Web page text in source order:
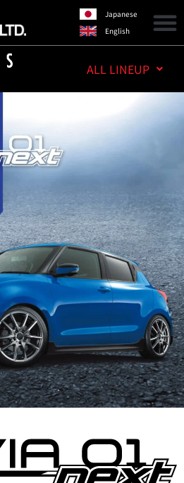
Japanese
English
ALL LINEUP